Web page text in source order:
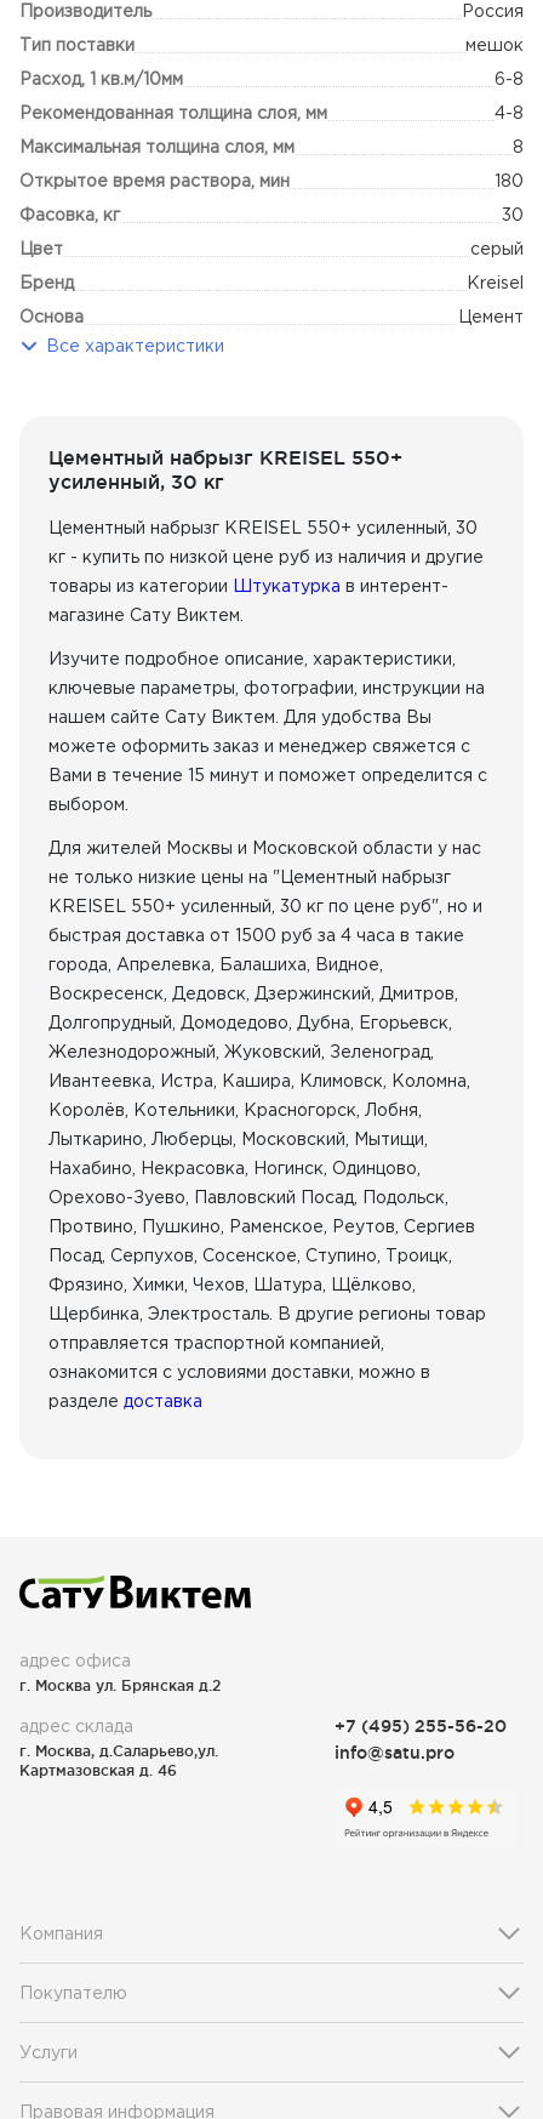
Наружные работы
Внутренние работы (повышенная влажность)
Внутренние работы (нормальная влажность)
Производитель
Россия
Тип поставки
мешок
Расход, 1 кв.м/10мм
6-8
Рекомендованная толщина слоя, мм
4-8
Максимальная толщина слоя, мм
8
Открытое время раствора, мин
180
Фасовка, кг
30
Цвет
серый
Бренд
Kreisel
Основа
Цемент
Все характеристики
Цементный набрызг KREISEL 550+
усиленный, 30 кг
Цементный набрызг KREISEL 550+ усиленный, 30
кг - купить по низкой цене руб из наличия и другие
товары из категории
Штукатурка в интерент-
магазине Сату Виктем.
Изучите подробное описание, характеристики,
ключевые параметры, фотографии, инструкции на
нашем сайте Сату Виктем. Для удобства Вы
можете оформить заказ и менеджер свяжется с
Вами в течение 15 минут и поможет определится с
выбором.
Для жителей Москвы и Московской области у нас
не только низкие цены на "Цементный набрызг
KREISEL 550+ усиленный, 30 кг по цене руб", но и
быстрая доставка от 1500 руб за 4 часа в такие
города, Апрелевка, Балашиха, Видное,
Воскресенск, Дедовск, Дзержинский, Дмитров,
Долгопрудный, Домодедово, Дубна, Егорьевск,
Железнодорожный, Жуковский, Зеленоград,
Ивантеевка, Истра, Кашира, Климовск, Коломна,
Королёв, Котельники, Красногорск, Лобня,
Лыткарино, Люберцы, Московский, Мытищи,
Нахабино, Некрасовка, Ногинск, Одинцово,
Орехово-Зуево, Павловский Посад, Подольск,
Протвино, Пушкино, Раменское, Реутов, Сергиев
Посад, Серпухов, Сосенское, Ступино, Троицк,
Фрязино, Химки, Чехов, Шатура, Щёлково,
Щербинка, Электросталь. В другие регионы товар
отправляется траспортной компанией,
ознакомится с условиями доставки, можно в
разделе доставка
адрес офиса
г. Москва ул. Брянская д.2
адрес склада
г. Москва, д.Саларьево,ул.
Картмазовская д. 46
+7 (495) 255-56-20
info@satu.pro
Компания
Покупателю
Услуги
Правовая информация